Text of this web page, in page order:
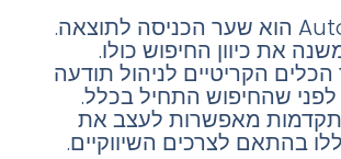
Autocomplete הוא שער הכניסה לתוצאה.
את כיוון החיפוש כולו.
הקריטיים לניהול תודעה
לפני שהחיפוש התחיל בכלל.
מתקדמות מאפשרות לעצב את
בהתאם לצרכים השיווקיים.